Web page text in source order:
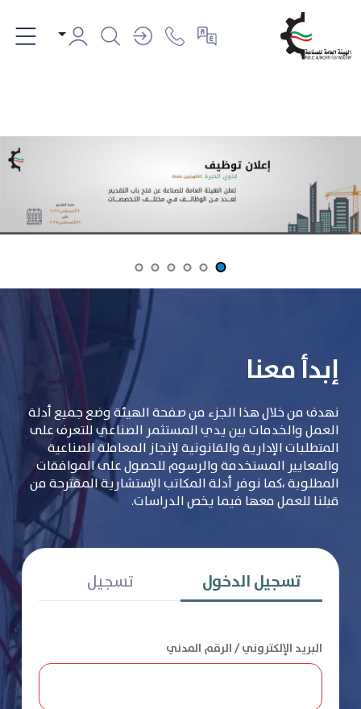
إبدأ معنا
نهدف من خلال هذا الجزء من صفحة الهيئة وضع جميع أدلة
العمل والخدمات بين يدي المستثمر الصناعي للتعرف على
المتطلبات الإدارية والقانونية لإنجاز المعاملة الصناعية
والمعايير المستخدمة والرسوم للحصول على الموافقات
المطلوبة ،كما نوفر أدلة المكاتب الإستشارية المقترحة من
قبلنا للعمل معها فيما يخص الدراسات.
تسجيل الدخول تسجيل
البريد الإلكتروني / الرقم المدني